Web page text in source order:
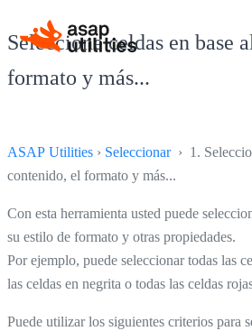
Seleccione celdas en base
formato y más...
ASAP Utilities › Seleccionar› 1.
contenido, el formato y más...
Con esta herramienta usted puede
su estilo de formato y otras propiedades.
Por ejemplo, puede seleccionar todas las
las celdas en negrita o todas las celdas
Puede utilizar los siguientes criterios para